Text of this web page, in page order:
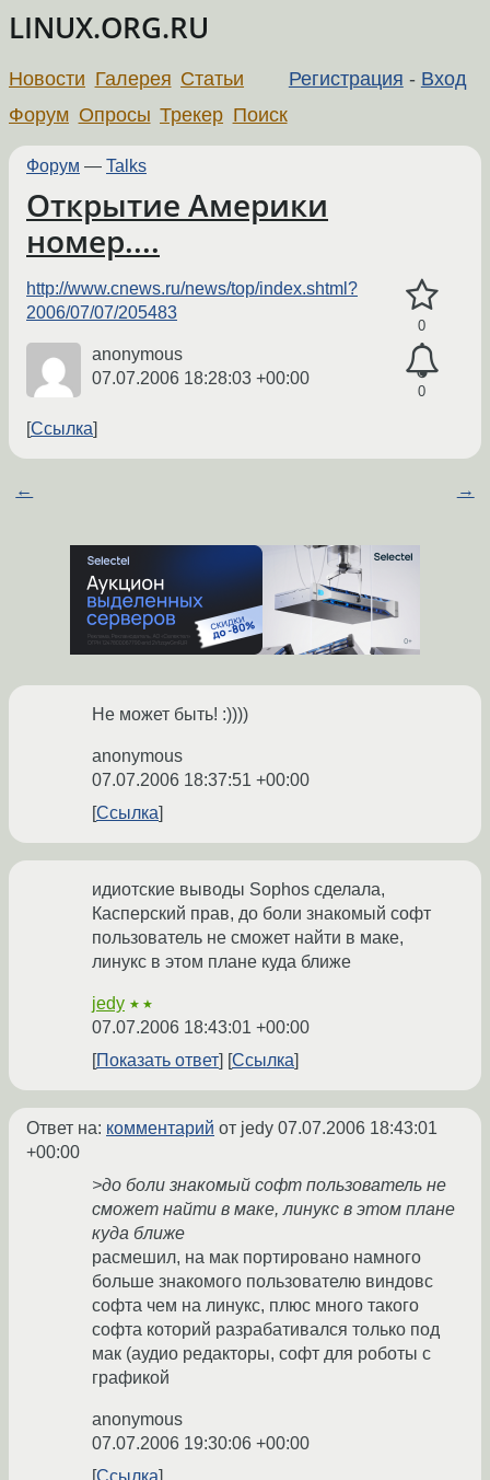
LINUX.ORG.RU
Регистрация - Вход
Новости Галерея Статьи
Форум Опросы Трекер Поиск
Форум — Talks
Открытие Америки
номер....
0
0
http://www.cnews.ru/news/top/index.shtml?
2006/07/07/205483
anonymous
07.07.2006 18:28:03 +00:00
Ссылка
← →
Не может быть! :))))
anonymous
07.07.2006 18:37:51 +00:00
Ссылка
идиотские выводы Sophos сделала,
Касперский прав, до боли знакомый софт
пользователь не сможет найти в маке,
линукс в этом плане куда ближе
jedy ★★
07.07.2006 18:43:01 +00:00
Показать ответ
Ссылка
Ответ на: комментарий от jedy 07.07.2006 18:43:01
+00:00
>до боли знакомый софт пользователь не
сможет найти в маке, линукс в этом плане
куда ближе
расмешил, на мак портировано намного
больше знакомого пользователю виндовс
софта чем на линукс, плюс много такого
софта которий разрабативался только под
мак (аудио редакторы, софт для роботы с
графикой
anonymous
07.07.2006 19:30:06 +00:00